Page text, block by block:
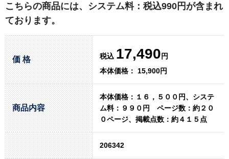
こちらの商品には、システム料：税込990円が含まれ
ております。
価 格 税込 17,490 円
本体価格： 15,900円
商品内容
本体価格：１６，５００円、システ
ム料：９９０円 ページ数：約２０
０ページ、掲載点数：約４１５点
206342